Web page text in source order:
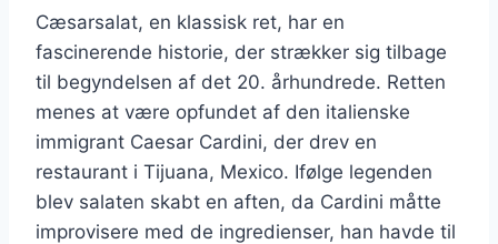
Cæsarsalat, en klassisk ret, har en
fascinerende historie, der strækker sig tilbage
til begyndelsen af det 20. århundrede. Retten
menes at være opfundet af den italienske
immigrant Caesar Cardini, der drev en
restaurant i Tijuana, Mexico. Ifølge legenden
blev salaten skabt en aften, da Cardini måtte
improvisere med de ingredienser, han havde til